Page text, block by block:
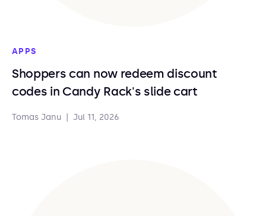
APPS
Shoppers can now redeem discount
codes in Candy Rack's slide cart
Tomas Janu Jul 11, 2026